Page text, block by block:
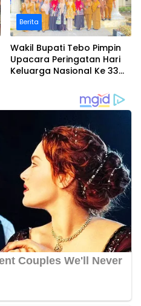
Berita
Wakil Bupati Tebo Pimpin
Upacara Peringatan Hari
Keluarga Nasional Ke 33